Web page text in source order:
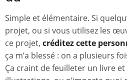
Simple et élémentaire. Si
projet, ou si vous utilisez les
ce projet, créditez cette
ça m’a blessé : on a plusieurs
Ça craint de feuilleter un livre